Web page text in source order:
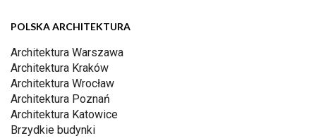
POLSKA ARCHITEKTURA
Architektura Warszawa
Architektura Kraków
Architektura Wrocław
Architektura Poznań
Architektura Katowice
Brzydkie budynki